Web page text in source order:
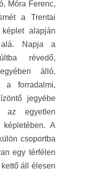
Móra Ferenc,
a Trentai
alapján
Napja a
révedő,
álló,
a forradalmi,
jegyébe
egyetlen
képletében. A
csoportba
egy térfélen
áll élesen